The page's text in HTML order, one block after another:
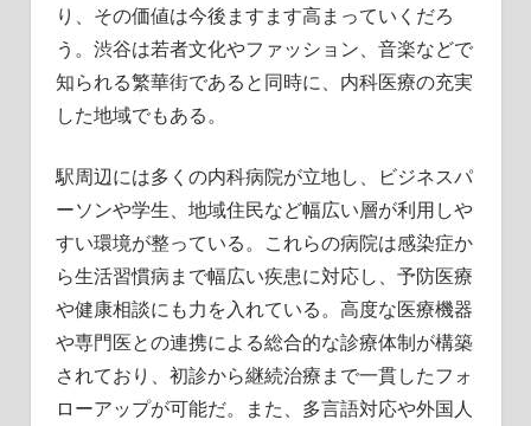
り、その価値は今後ますます高まっていくだろ
う。渋谷は若者文化やファッション、音楽などで
知られる繁華街であると同時に、内科医療の充実
した地域でもある。
駅周辺には多くの内科病院が立地し、ビジネスパ
ーソンや学生、地域住民など幅広い層が利用しや
すい環境が整っている。これらの病院は感染症か
ら生活習慣病まで幅広い疾患に対応し、予防医療
や健康相談にも力を入れている。高度な医療機器
や専門医との連携による総合的な診療体制が構築
されており、初診から継続治療まで一貫したフォ
ローアップが可能だ。また、多言語対応や外国人